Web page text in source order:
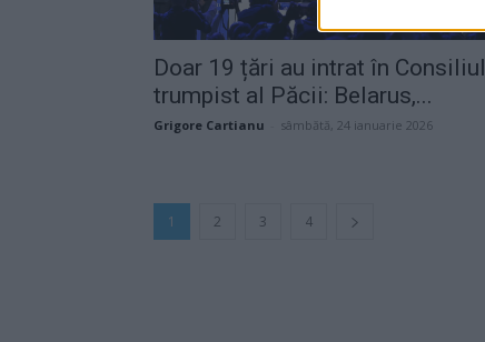
Doar 19 țări au intrat în Consiliul
trumpist al Păcii: Belarus,...
Grigore Cartianu sâmbătă, 24 ianuarie 2026
1 2 3 4